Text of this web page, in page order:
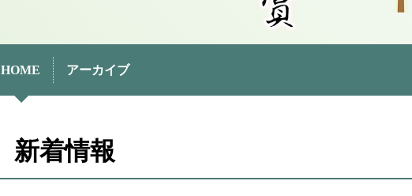
HOME アーカイブ
新着情報